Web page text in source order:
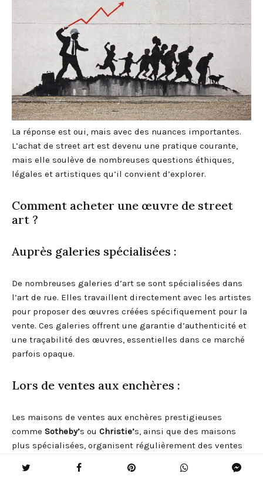
La réponse est oui, mais avec des nuances importantes.
L’achat de street art est devenu une pratique courante,
mais elle soulève de nombreuses questions éthiques,
légales et artistiques qu’il convient d’explorer.
Comment acheter une œuvre de street
art ?
Auprès galeries spécialisées :
De nombreuses galeries d’art se sont spécialisées dans
l’art de rue. Elles travaillent directement avec les artistes
pour proposer des œuvres créées spécifiquement pour la
vente. Ces galeries offrent une garantie d’authenticité et
une traçabilité des œuvres, essentielles dans ce marché
parfois opaque.
Lors de ventes aux enchères :
Les maisons de ventes aux enchères prestigieuses
comme Sotheby’s ou Christie’s, ainsi que des maisons
plus spécialisées, organisent régulièrement des ventes
valorisation financière du street art, avec des œuvres